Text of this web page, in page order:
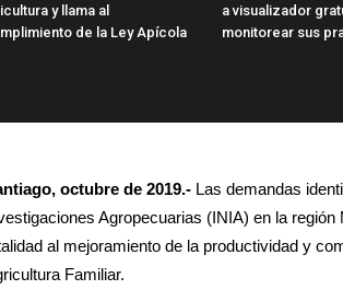
y llama al
de la Ley Apícola
a visualizador
monitorear sus
octubre de 2019.- Las demandas
Agropecuarias (INIA) en la
al mejoramiento de la productividad y
Familiar.